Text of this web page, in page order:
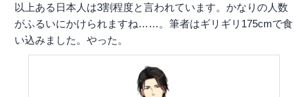
以上ある日本人は3割程度と言われています。かなりの人数
がふるいにかけられますね……。筆者はギリギリ175cmで食
い込みました。やった。